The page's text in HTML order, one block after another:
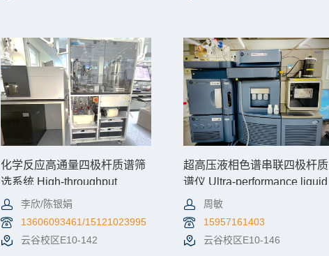
化学反应高通量四极杆质谱筛
选系统 High-throughput
Spectrometry Screening
System for Chemical Reaction
李欣/陈银娟
13606093461/15121023995
云谷校区E10-142
超高压液相色谱串联四极杆质
谱仪 Ultra-performance liquid
quadrupole mass
spectrometry
周敏
15957161403
云谷校区E10-146